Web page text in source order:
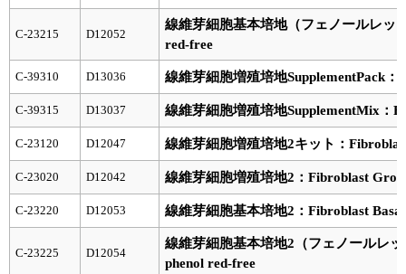
C-23215 D12052
線維芽細胞基本培地（フェノールレッ
red-free
C-39310 D13036 線維芽細胞増殖培地SupplementPack
C-39315 D13037 線維芽細胞増殖培地SupplementMix：
C-23120 D12047 線維芽細胞増殖培地2キット：
C-23020 D12042 線維芽細胞増殖培地2：Fibroblast
C-23220 D12053 線維芽細胞基本培地2：Fibroblast
C-23225 D12054
線維芽細胞基本培地2（フェノールレ
phenol red-free